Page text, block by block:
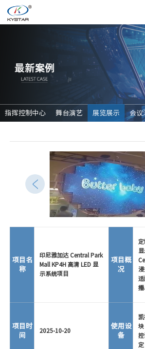
指挥控制中心 舞台演艺 展览展示 会议
项目名
称
印尼雅加达 Central Park
Mall KP4H 高清 LED 显
示系统项目
项目概
况
浸
适
播
项目时
间
2025-10-20
使用设
备
块
控